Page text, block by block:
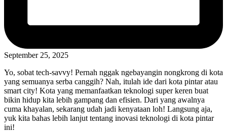
September 25, 2025
Yo, sobat tech-savvy! Pernah nggak ngebayangin nongkrong di kota
yang semuanya serba canggih? Nah, itulah ide dari kota pintar atau
smart city! Kota yang memanfaatkan teknologi super keren buat
bikin hidup kita lebih gampang dan efisien. Dari yang awalnya
cuma khayalan, sekarang udah jadi kenyataan loh! Langsung aja,
yuk kita bahas lebih lanjut tentang inovasi teknologi di kota pintar
ini!